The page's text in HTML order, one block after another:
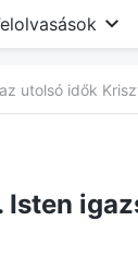
utolsó idők
Isten